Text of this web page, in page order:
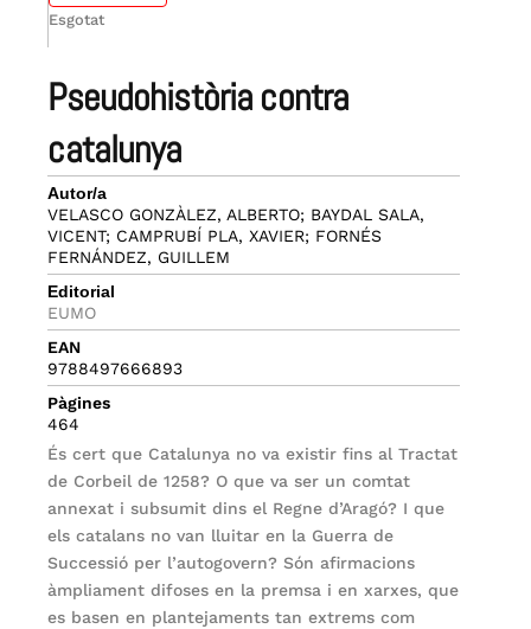
pseudohistòria contra
catalunya
Autor/a
VELASCO GONZÀLEZ, ALBERTO; BAYDAL SALA,
VICENT; CAMPRUBÍ PLA, XAVIER; FORNÉS
FERNÁNDEZ, GUILLEM
Editorial
EUMO
EAN
9788497666893
Pàgines
464
És cert que Catalunya no va existir fins al Tractat
de Corbeil de 1258? O que va ser un comtat
annexat i subsumit dins el Regne d’Aragó? I que
els catalans no van lluitar en la Guerra de
Successió per l’autogovern? Són afirmacions
àmpliament difoses en la premsa i en xarxes, que
es basen en plantejaments tan extrems com
Esgotat